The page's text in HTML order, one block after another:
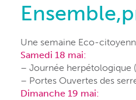
Une semaine Eco-
Samedi 18 mai:
– Journée herpétologique
– Portes Ouvertes des
Dimanche 19 mai: